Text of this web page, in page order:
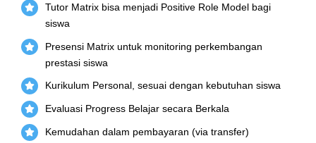
Tutor Matrix bisa menjadi Positive Role Model bagi
siswa
Presensi Matrix untuk monitoring perkembangan
prestasi siswa
Kurikulum Personal, sesuai dengan kebutuhan siswa
Evaluasi Progress Belajar secara Berkala
Kemudahan dalam pembayaran (via transfer)